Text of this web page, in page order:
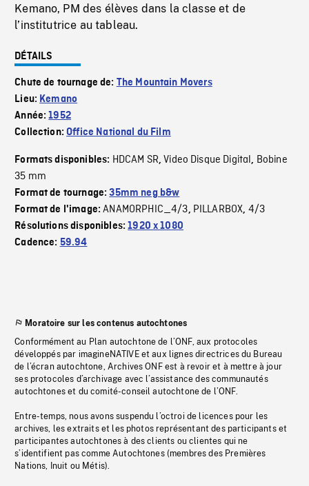
Kemano, PM des élèves dans la classe et de
l’institutrice au tableau.
DÉTAILS
Chute de tournage de: The Mountain Movers
Lieu: Kemano
Année:1952
Collection:Office National du Film
Formats disponibles: HDCAM SR,Video Disque Digital, Bobine
35 mm
Format de tournage:35mm neg b&w
Format de l'image:ANAMORPHIC_4/3, PILLARBOX, 4/3
Résolutions disponibles:1920 x 1080
Cadence: 59.94
Moratoire sur les contenus autochtones
Conformément au Plan autochtone de l’ONF, aux protocoles
développés par imagineNATIVE et aux lignes directrices du Bureau
de l’écran autochtone, Archives ONF est à revoir et à mettre à jour
ses protocoles d’archivage avec l’assistance des communautés
autochtones et du comité-conseil autochtone de l’ONF.
Entre-temps, nous avons suspendu l’octroi de licences pour les
archives, les extraits et les photos représentant des participants et
participantes autochtones à des clients ou clientes qui ne
s’identifient pas comme Autochtones (membres des Premières
Nations, Inuit ou Métis).